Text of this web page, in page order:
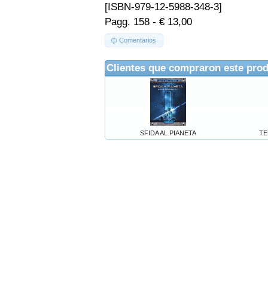
[ISBN-979-12-5988-348-3]
Pagg. 158 - € 13,00
Comentarios
Clientes que compraron este
SFIDA AL PIANETA